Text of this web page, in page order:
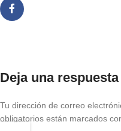
Deja una respuesta
Tu dirección de correo
obligatorios están marcados